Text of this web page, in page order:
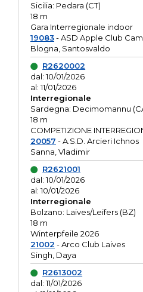
Sicilia: Pedara (CT)
18 m
Gara Interregionale indoor
19083- ASD Apple Club
Blogna, Santosvaldo
R2620002
dal: 10/01/2026
al: 11/01/2026
Interregionale
Sardegna: Decimomannu
18 m
COMPETIZIONE
20057 - A.S.D. Arcieri Ichnos
Sanna, Vladimir
R2621001
dal: 10/01/2026
al: 10/01/2026
Interregionale
Bolzano: Laives/Leifers (BZ)
18 m
Winterpfeile 2026
21002 - Arco Club Laives
Singh, Daya
R2613002
dal: 11/01/2026